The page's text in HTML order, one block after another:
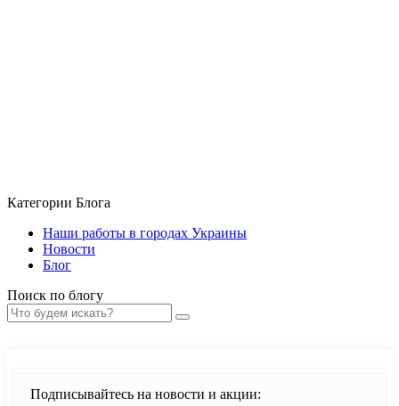
Категории Блога
Наши работы в городах Украины
Новости
Блог
Поиск по блогу
Подписывайтесь на новости и акции: